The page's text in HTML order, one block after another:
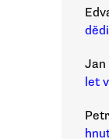
Jan
let